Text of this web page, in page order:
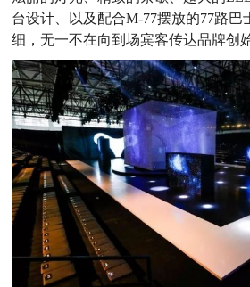
台设计、以及配合M-77摆放的77路
细，无一不在向到场宾客传达品牌创